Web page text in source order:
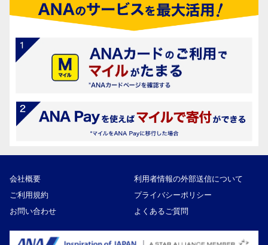
会社概要
利用者情報の外部送信について
ご利用規約
プライバシーポリシー
お問い合わせ
よくあるご質問